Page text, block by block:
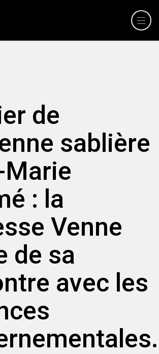
de
sablière
Marie
: la
Venne
de sa
avec les